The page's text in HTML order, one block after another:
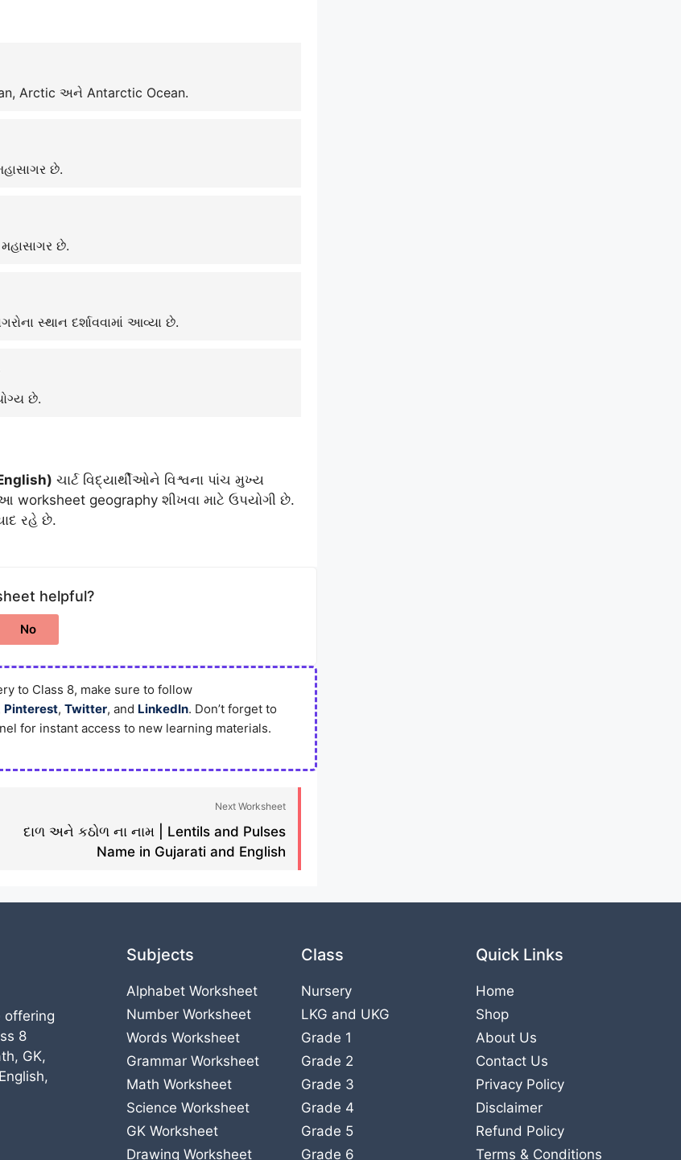
Arctic અને Antarctic Ocean.
છે.
છે.
સ્થાન દર્શાવવામાં આવ્યા છે.
છે.
ચાર્ટ વિદ્યાર્થીઓને વિશ્વના પાંચ મુખ્ય
geography શીખવા માટે ઉપયોગી છે.
રહે છે.
helpful?
No
to Class 8, make sure to follow
Pinterest, Twitter, and LinkedIn. Don’t forget to
for instant access to new learning materials.
Next Worksheet
દાળ અને કઠોળ ના નામ | Lentils and Pulses
Name in Gujarati and English
offering
8
GK,
Subjects
Alphabet Worksheet
Number Worksheet
Words Worksheet
Grammar Worksheet
Math Worksheet
Science Worksheet
GK Worksheet
Drawing Worksheet
Class
Nursery
LKG and UKG
Grade 1
Grade 2
Grade 3
Grade 4
Grade 5
Grade 6
Quick Links
Home
Shop
About Us
Contact Us
Privacy Policy
Disclaimer
Refund Policy
Terms & Conditions